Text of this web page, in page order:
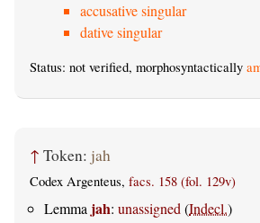
accusative singular
dative singular
Status: not verified, morphosyntactically
↑ Token: jah
Codex Argenteus, facs. 158 (fol. 129v)
Lemma jah: unassigned(Indecl.)